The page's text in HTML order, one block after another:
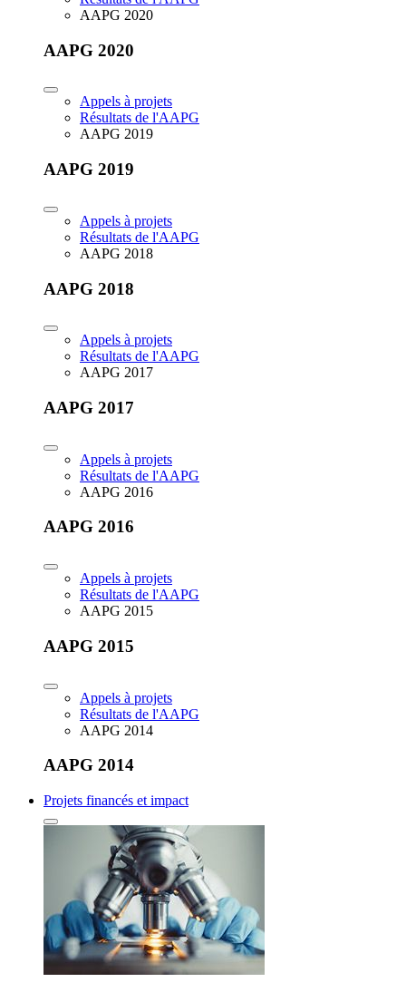
AAPG 2020
AAPG 2020
Appels à projets
Résultats de l'AAPG
AAPG 2019
AAPG 2019
Appels à projets
Résultats de l'AAPG
AAPG 2018
AAPG 2018
Appels à projets
Résultats de l'AAPG
AAPG 2017
AAPG 2017
Appels à projets
Résultats de l'AAPG
AAPG 2016
AAPG 2016
Appels à projets
Résultats de l'AAPG
AAPG 2015
AAPG 2015
Appels à projets
Résultats de l'AAPG
AAPG 2014
AAPG 2014
Projets financés et impact